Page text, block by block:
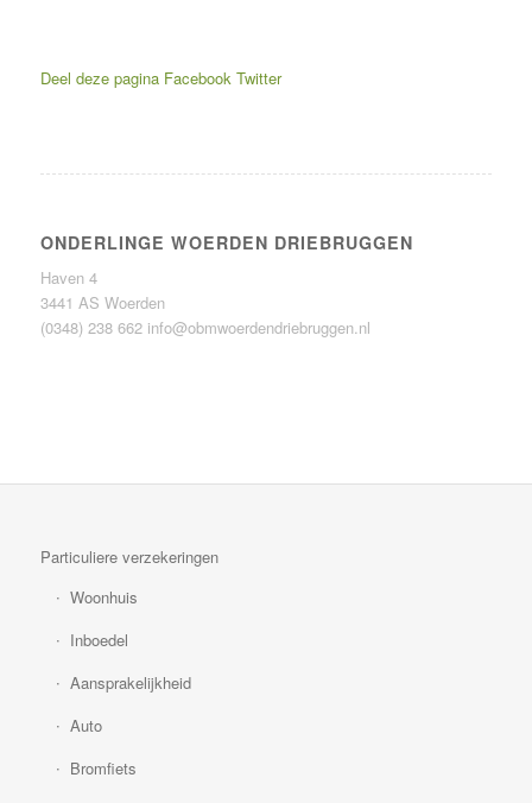
Deel deze pagina Facebook Twitter
ONDERLINGE WOERDEN DRIEBRUGGEN
Haven 4
3441 AS Woerden
(0348) 238 662 info@obmwoerdendriebruggen.nl
Particuliere verzekeringen
Woonhuis
Inboedel
Aansprakelijkheid
Auto
Bromfiets